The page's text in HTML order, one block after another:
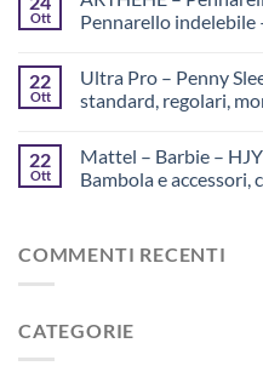
Ott
Pennarello indelebile
22
Ott
Ultra Pro – Penny
standard, regolari,
22
Ott
Mattel – Barbie –
Bambola e accessori,
COMMENTI RECENTI
CATEGORIE